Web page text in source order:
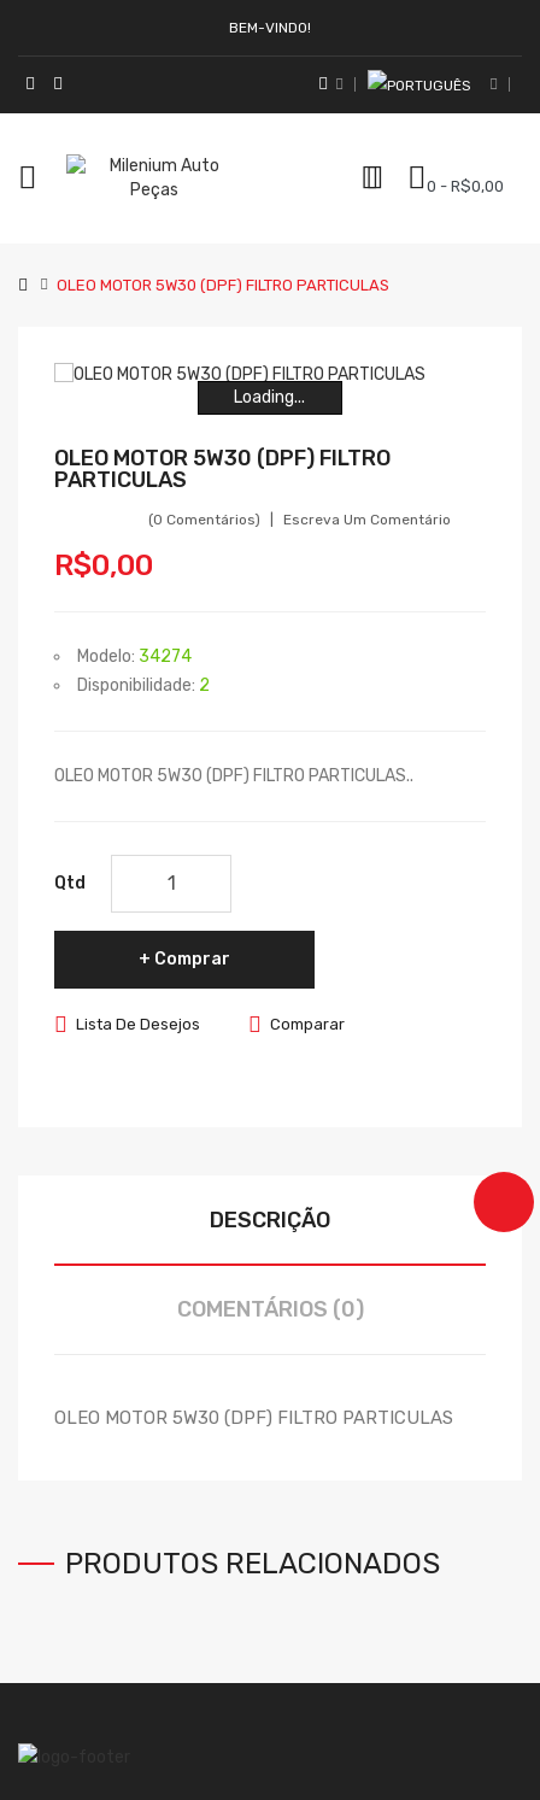
BEM-VINDO!
0 - R$0,00
OLEO MOTOR 5W30 (DPF) FILTRO PARTICULAS
Loading...
Loading...
Loading...
Loading...
Loading...
Loading...
OLEO MOTOR 5W30 (DPF) FILTRO
PARTICULAS
(0 Comentários) Escreva Um Comentário
R$0,00
Modelo: 34274
Disponibilidade: 2
OLEO MOTOR 5W30 (DPF) FILTRO PARTICULAS..
Qtd
Comprar
Lista De Desejos Comparar
DESCRIÇÃO
COMENTÁRIOS (0)
OLEO MOTOR 5W30 (DPF) FILTRO PARTICULAS
PRODUTOS RELACIONADOS